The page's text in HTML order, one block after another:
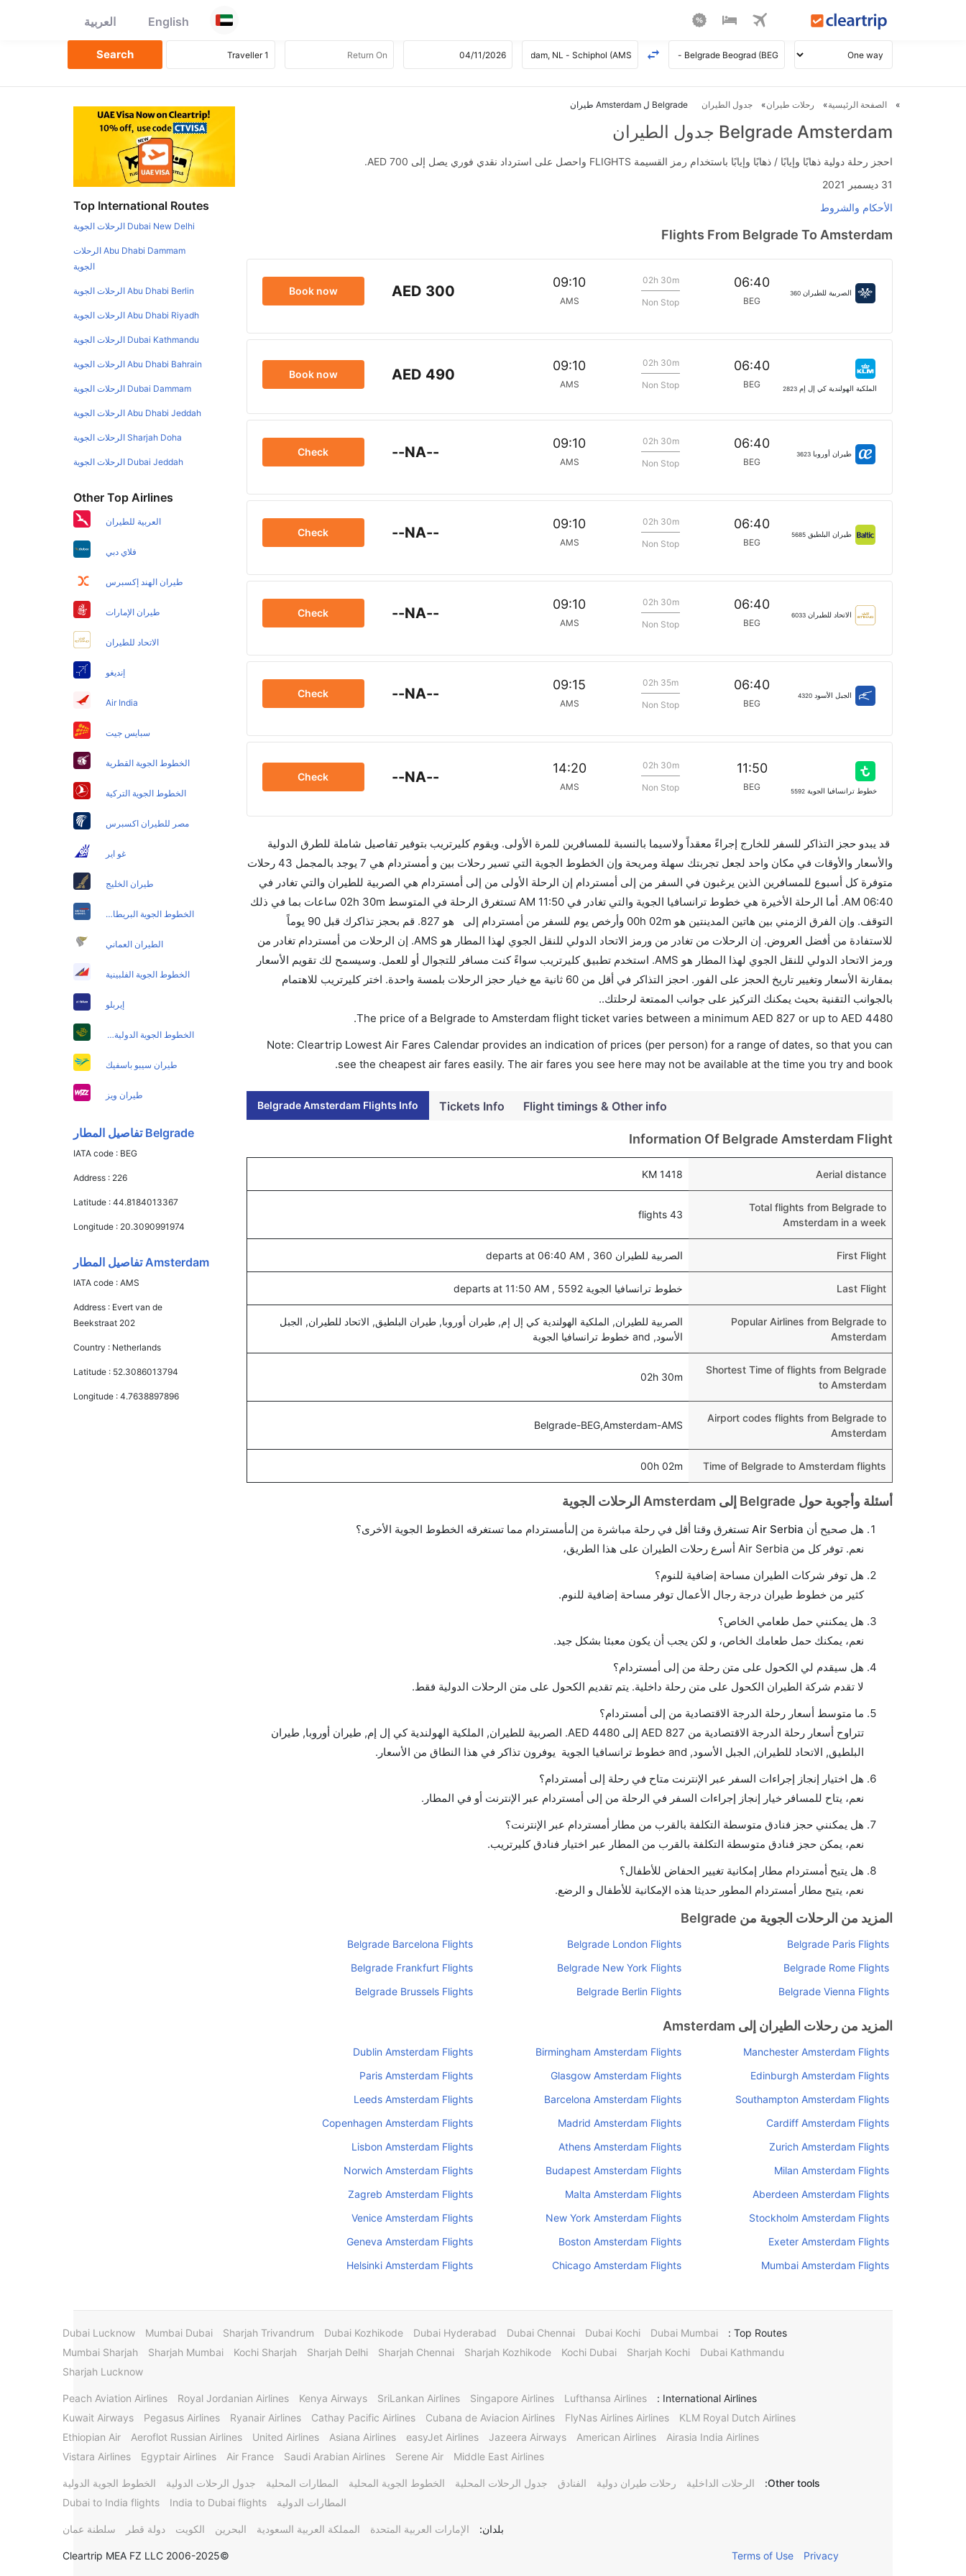
English العربية
الصفحة الرئيسية رحلات طيران جدول الطيران Belgrade ل Amsterdam طيران
Belgrade Amsterdam جدول الطيران
احجز رحلة دولية ذهابًا وإيابًا / ذهابًا وإيابًا باستخدام رمز القسيمة FLIGHTS واحصل على استرداد نقدي فوري يصل إلى AED 700.
31 ديسمبر 2021
الأحكام والشروط
Flights From Belgrade To Amsterdam
الصربية للطيران 360
06:40
BEG
02h 30m
Non Stop
09:10
AMS
AED 300
Book now
الملكية الهولندية كي إل إم 2823
06:40
BEG
02h 30m
Non Stop
09:10
AMS
AED 490
Book now
طيران أوروبا 3623
06:40
BEG
02h 30m
Non Stop
09:10
AMS
--NA--
Check
طيران البلطيق 5685
06:40
BEG
02h 30m
Non Stop
09:10
AMS
--NA--
Check
الاتحاد للطيران 6033
06:40
BEG
02h 30m
Non Stop
09:10
AMS
--NA--
Check
الجبل الأسود 4320
06:40
BEG
02h 35m
Non Stop
09:15
AMS
--NA--
Check
خطوط ترانسافيا الجوية 5592
11:50
BEG
02h 30m
Non Stop
14:20
AMS
--NA--
Check
قد يبدو حجز التذاكر للسفر للخارج إجراءً معقداً ولاسيما بالنسبة للمسافرين للمرة الأولى. ويقوم كليرتريب بتوفير تفاصيل شاملة للطرق الدولية
والأسعار والأوقات في مكان واحد لجعل تجربتك سهلة ومريحة وإن الخطوط الجوية التي تسير رحلات بين و أمستردام هي 7 يوجد بالمجمل 43 رحلات
متوفرة كل أسبوع للمسافرين الذين يرغبون في السفر من إلى أمستردام إن الرحلة الأولى من إلى أمستردام هي الصربية للطيران والتي تغادر في
06:40 AM. أما الرحلة الأخيرة هي خطوط ترانسافيا الجوية والتي تغادر في 11:50 AM تستغرق الرحلة في المتوسط 02h 30m ساعات بما في ذلك
التوقف. وإن الفرق الزمني بين هاتين المدينتين هو 00h 02m وأرخص يوم للسفر من أمستردام إلى هو 827. قم بحجز تذاكرك قبل 90 يوماً
للاستفادة من أفضل العروض. إن الرحلات من تغادر من ورمز الاتحاد الدولي للنقل الجوي لهذا المطار هو AMS. إن الرحلات من أمستردام تغادر من
ورمز الاتحاد الدولي للنقل الجوي لهذا المطار هو AMS. استخدم تطبيق كليرتريب سواءً كنت مسافر للتجوال أو للعمل. وسيسمح لك تقويم الأسعار
بمقارنة الأسعار وتغيير تاريخ الحجز على الفور. احجز التذاكر في أقل من 60 ثانية مع خيار حجز الرحلات بلمسة واحدة. اختر كليرتريب للاهتمام
بالجوانب التقنية بحيث يمكنك التركيز على جوانب الممتعة لرحلتك..
The price of a Belgrade to Amsterdam flight ticket varies between a minimum AED 827 or up to AED 4480
.
Note: Cleartrip Lowest Air Fares Calendar provides an indication of prices (per person) for a range of dates, so that you can
see the cheapest air fares easily. The air fares you see here may not be available at the time you try and book.
Belgrade Amsterdam Flights Info Tickets Info Flight timings & Other info
Information Of Belgrade Amsterdam Flight
Aerial distance
1418 KM
Total flights from Belgrade to
Amsterdam in a week
43 flights
First Flight الصربية للطيران 360 , departs at 06:40 AM
Last Flight خطوط ترانسافيا الجوية 5592 , departs at 11:50 AM
Popular Airlines from Belgrade to
Amsterdam
الصربية للطيران, الملكية الهولندية كي إل إم, طيران أوروبا, طيران البلطيق, الاتحاد للطيران, الجبل
الأسود, and خطوط ترانسافيا الجوية
Shortest Time of flights from Belgrade
to Amsterdam
02h 30m
Airport codes flights from Belgrade to
Amsterdam
Belgrade-BEG,Amsterdam-AMS
Time of Belgrade to Amsterdam flights
00h 02m
أسئلة وأجوبة حول Belgrade إلى Amsterdam الرحلات الجوية
هل صحيح أن Air Serbia تستغرق وقتا أقل في رحلة مباشرة من إلىأمستردام مما تستغرقه الخطوط الجوية الأخرى؟
نعم. توفر كل من Air Serbia أسرع رحلات الطيران على هذا الطريق،
هل توفر شركات الطيران مساحة إضافية للنوم؟
كثير من خطوط طيران درجة رجال الأعمال توفر مساحة إضافية للنوم.
هل يمكنني حمل طعامي الخاص؟
نعم، يمكنك حمل طعامك الخاص، و لكن يجب أن يكون معبئا بشكل جيد.
هل سيقدم لي الكحول على متن رحلة من إلى أمستردام؟
لا تقدم شركة الطيران الكحول على متن رحلة داخلية. يتم تقديم الكحول على متن الرحلات الدولية فقط.
ما متوسط أسعار رحلة الدرجة الاقتصادية من إلى أمستردام؟
تتراوح أسعار رحلة الدرجة الاقتصادية من AED 827 إلى AED 4480. الصربية للطيران, الملكية الهولندية كي إل إم, طيران أوروبا, طيران
البلطيق, الاتحاد للطيران, الجبل الأسود, and خطوط ترانسافيا الجوية يوفرون تذاكر في هذا النطاق من الأسعار.
هل اختيار إنجاز إجراءات السفر عبر الإنترنت متاح في رحلة إلى أمستردام؟
نعم، يتاح للمسافر خيار إنجاز إجراءات السفر في الرحلة من إلى أمستردام عبر الإنترنت أو في المطار.
هل يمكنني حجز فنادق متوسطة التكلفة بالقرب من مطار أمستردام عبر الإنترنت؟
نعم، يمكن حجز فنادق متوسطة التكلفة بالقرب من المطار عبر اختيار فنادق كليرتريب.
هل يتيح أمستردام مطار إمكانية تغيير الحفاض للأطفال؟
نعم، يتيح مطار أمستردام المطور حديثا هذه الإمكانية للأطفال و الرضع.
المزيد من الرحلات الجوية من Belgrade
Belgrade Paris Flights
Belgrade London Flights
Belgrade Barcelona Flights
Belgrade Rome Flights
Belgrade New York Flights
Belgrade Frankfurt Flights
Belgrade Vienna Flights
Belgrade Berlin Flights
Belgrade Brussels Flights
المزيد من رحلات الطيران إلى Amsterdam
Manchester Amsterdam Flights
Birmingham Amsterdam Flights
Dublin Amsterdam Flights
Edinburgh Amsterdam Flights
Glasgow Amsterdam Flights
Paris Amsterdam Flights
Southampton Amsterdam Flights
Barcelona Amsterdam Flights
Leeds Amsterdam Flights
Cardiff Amsterdam Flights
Madrid Amsterdam Flights
Copenhagen Amsterdam Flights
Zurich Amsterdam Flights
Athens Amsterdam Flights
Lisbon Amsterdam Flights
Milan Amsterdam Flights
Budapest Amsterdam Flights
Norwich Amsterdam Flights
Aberdeen Amsterdam Flights
Malta Amsterdam Flights
Zagreb Amsterdam Flights
Stockholm Amsterdam Flights
New York Amsterdam Flights
Venice Amsterdam Flights
Exeter Amsterdam Flights
Boston Amsterdam Flights
Geneva Amsterdam Flights
Mumbai Amsterdam Flights
Chicago Amsterdam Flights
Helsinki Amsterdam Flights
Top International Routes
Dubai New Delhi الرحلات الجوية
Abu Dhabi Dammam الرحلات
الجوية
Abu Dhabi Berlin الرحلات الجوية
Abu Dhabi Riyadh الرحلات الجوية
Dubai Kathmandu الرحلات الجوية
Abu Dhabi Bahrain الرحلات الجوية
Dubai Dammam الرحلات الجوية
Abu Dhabi Jeddah الرحلات الجوية
Sharjah Doha الرحلات الجوية
Dubai Jeddah الرحلات الجوية
Other Top Airlines
العربية للطيران
فلاي دبي
طيران الهند إكسبرس
طيران الإمارات
الاتحاد للطيران
إنديغو
Air India
سبايس جيت
الخطوط الجوية القطرية
الخطوط الجوية التركية
مصر للطيران اكسبرس
غو اير
طيران الخليج
الخطوط الجوية البريطانية
الطيران العماني
الخطوط الجوية الفلبينية
إيربلو
الخطوط الجوية الدولية الباكستانية
طيران سيبو باسفيك
طيران ويز
Belgrade تفاصيل المطار
IATA code : BEG
Address : 226
Latitude :44.8184013367
Longitude : 20.3090991974
Amsterdam تفاصيل المطار
IATA code :AMS
Address : Evert van de
Beekstraat 202
Country : Netherlands
Latitude : 52.3086013794
Longitude :4.7638897896
Top Routes :
Dubai Mumbai
Dubai Kochi
Dubai Chennai
Dubai Hyderabad
Dubai Kozhikode
Sharjah Trivandrum
Mumbai Dubai
Dubai Lucknow
Dubai Kathmandu
Sharjah Kochi
Kochi Dubai
Sharjah Kozhikode
Sharjah Chennai
Sharjah Delhi
Kochi Sharjah
Sharjah Mumbai
Mumbai Sharjah
Sharjah Lucknow
International Airlines :
Lufthansa Airlines
Singapore Airlines
SriLankan Airlines
Kenya Airways
Royal Jordanian Airlines
Peach Aviation Airlines
KLM Royal Dutch Airlines
FlyNas Airlines Airlines
Cubana de Aviacion Airlines
Cathay Pacific Airlines
Ryanair Airlines
Pegasus Airlines
Kuwait Airways
Airasia India Airlines
American Airlines
Jazeera Airways
easyJet Airlines
Asiana Airlines
United Airlines
Aeroflot Russian Airlines
Ethiopian Air
Middle East Airlines
Serene Air
Saudi Arabian Airlines
Air France
Egyptair Airlines
Vistara Airlines
Other tools: الرحلات الداخلية رحلات طيران دولية الفنادق جدول الرحلات المحلية الخطوط الجوية المحلية المطارات المحلية جدول الرحلات الدولية
الخطوط الجوية الدولية
المطارات الدولية
India to Dubai flights
Dubai to India flights
بلدان: الإمارات العربية المتحدة المملكة العربية السعودية البحرين الكويت دولة قطر سلطنة عمان
©2006-2025 Cleartrip MEA FZ LLC Privacy
Terms of Use